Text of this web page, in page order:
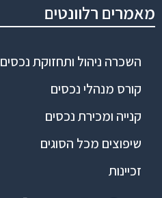
מאמרים רלוונטים
השכרה ניהול ותחזוקת נכסים
קורס מנהלי נכסים
קנייה ומכירת נכסים
שיפוצים מכל הסוגים
זכיינות